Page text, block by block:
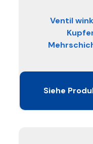
Ventil
Siehe